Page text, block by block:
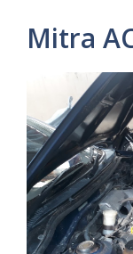
Mitra